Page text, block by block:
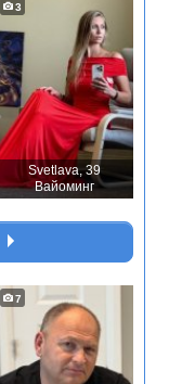
3
Svetlava, 39
Вайоминг
7